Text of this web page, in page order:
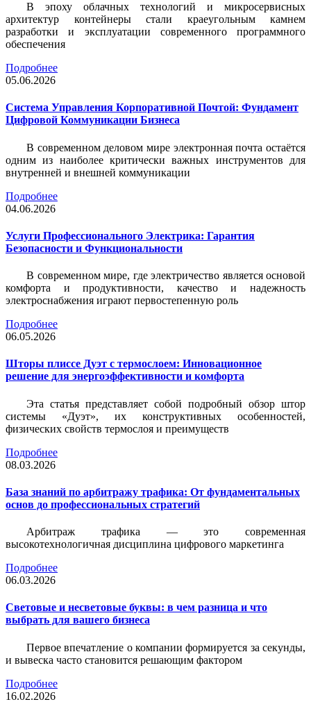
В эпоху облачных технологий и микросервисных
архитектур контейнеры стали краеугольным камнем
разработки и эксплуатации современного программного
обеспечения
Подробнее
05.06.2026
Система Управления Корпоративной Почтой: Фундамент
Цифровой Коммуникации Бизнеса
В современном деловом мире электронная почта остаётся
одним из наиболее критически важных инструментов для
внутренней и внешней коммуникации
Подробнее
04.06.2026
Услуги Профессионального Электрика: Гарантия
Безопасности и Функциональности
В современном мире, где электричество является основой
комфорта и продуктивности, качество и надежность
электроснабжения играют первостепенную роль
Подробнее
06.05.2026
Шторы плиссе Дуэт с термослоем: Инновационное
решение для энергоэффективности и комфорта
Эта статья представляет собой подробный обзор штор
системы «Дуэт», их конструктивных особенностей,
физических свойств термослоя и преимуществ
Подробнее
08.03.2026
База знаний по арбитражу трафика: От фундаментальных
основ до профессиональных стратегий
Арбитраж трафика — это современная
высокотехнологичная дисциплина цифрового маркетинга
Подробнее
06.03.2026
Световые и несветовые буквы: в чем разница и что
выбрать для вашего бизнеса
Первое впечатление о компании формируется за секунды,
и вывеска часто становится решающим фактором
Подробнее
16.02.2026